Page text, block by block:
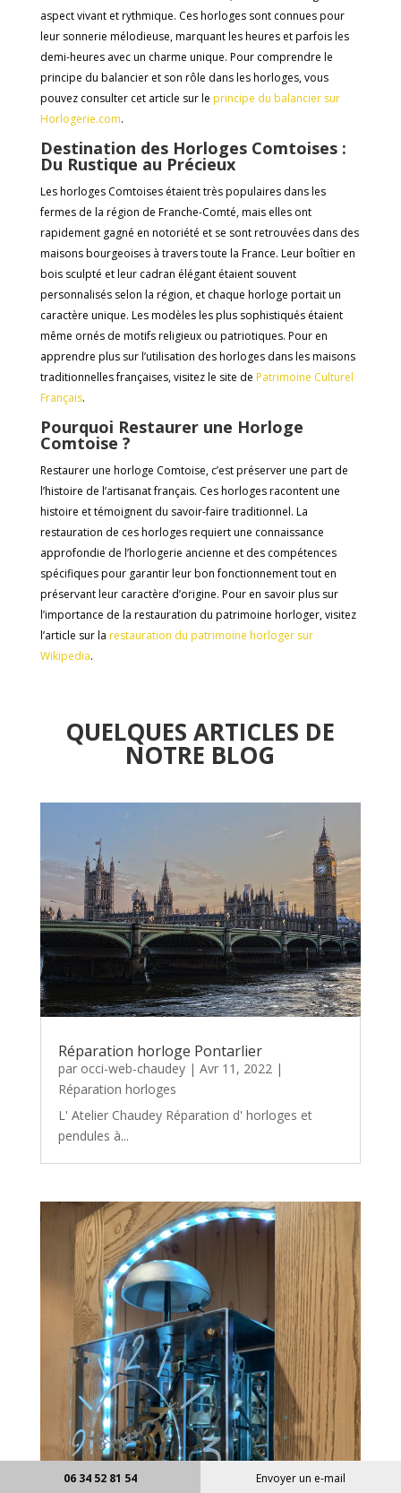
aspect vivant et rythmique. Ces horloges sont connues pour
leur sonnerie mélodieuse, marquant les heures et parfois les
demi-heures avec un charme unique. Pour comprendre le
principe du balancier et son rôle dans les horloges, vous
pouvez consulter cet article sur le principe du balanciersur
Horlogerie.com.
Destination des Horloges Comtoises :
Du Rustique au Précieux
Les horloges Comtoises étaient très populaires dans les
fermes de la région de Franche-Comté, mais elles ont
rapidement gagné en notoriété et se sont retrouvées dans des
maisons bourgeoises à travers toute la France. Leur boîtier en
bois sculpté et leur cadran élégant étaient souvent
personnalisés selon la région, et chaque horloge portait un
caractère unique. Les modèles les plus sophistiqués étaient
même ornés de motifs religieux ou patriotiques. Pour en
apprendre plus sur l’utilisation des horloges dans les maisons
traditionnelles françaises, visitez le site de Patrimoine Culturel
Français.
Pourquoi Restaurer une Horloge
Comtoise ?
Restaurer une horloge Comtoise, c’est préserver une part de
l’histoire de l’artisanat français. Ces horloges racontent une
histoire et témoignent du savoir-faire traditionnel. La
restauration de ces horloges requiert une connaissance
approfondie de l’horlogerie ancienne et des compétences
spécifiques pour garantir leur bon fonctionnement tout en
préservant leur caractère d’origine. Pour en savoir plus sur
l’importance de la restauration du patrimoine horloger, visitez
l’article sur la restauration du patrimoine horlogersur
Wikipedia.
QUELQUES ARTICLES DE
NOTRE BLOG
Réparation horloge Pontarlier
par occi-web-chaudey| Avr 11, 2022|
Réparation horloges
L' Atelier Chaudey Réparation d' horloges et
pendules à...
06 34 52 81 54 Envoyer un e-mail